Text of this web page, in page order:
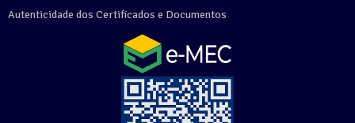
Autenticidade dos Certificados e Documentos